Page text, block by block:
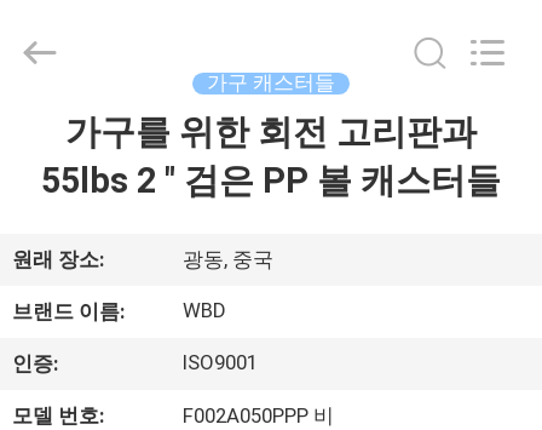
품
동
영
2026
Guangzhou
Reserved.
가구 캐스터들
가구를 위한 회전 고리판과
55lbs 2 " 검은 PP 볼 캐스터들
원래 장소: 광동, 중국
브랜드 이름: WBD
인증: ISO9001
모델 번호: F002A050PPP 비